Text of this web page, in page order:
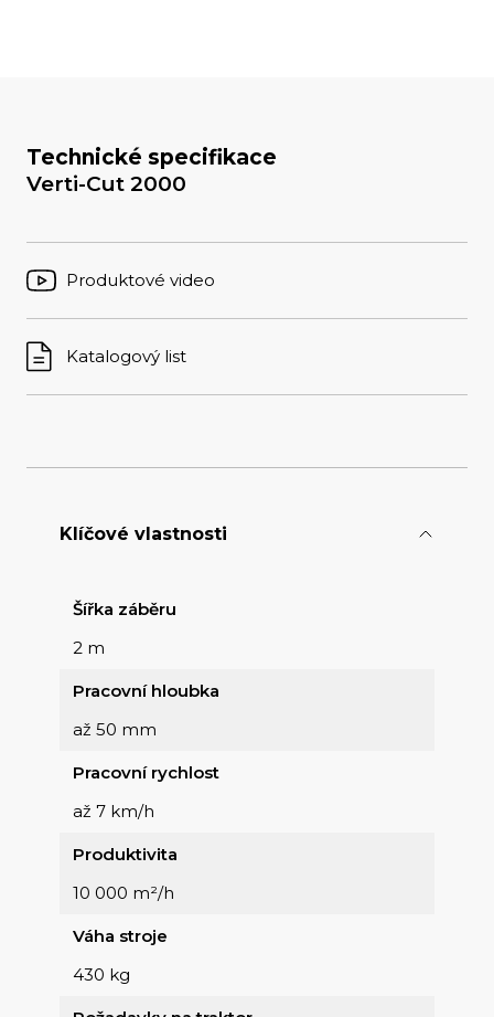
Technické specifikace
Verti-Cut 2000
Produktové video
Katalogový list
Klíčové vlastnosti
Šířka záběru
2 m
Pracovní hloubka
až 50 mm
Pracovní rychlost
až 7 km/h
Produktivita
10 000 m²/h
Váha stroje
430 kg